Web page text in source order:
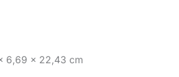
6,69 x 22,43 cm